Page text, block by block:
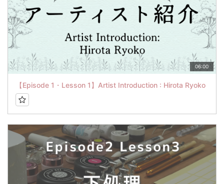
06:00
【Episode 1・Lesson 1】Artist Introduction : Hirota Ryoko